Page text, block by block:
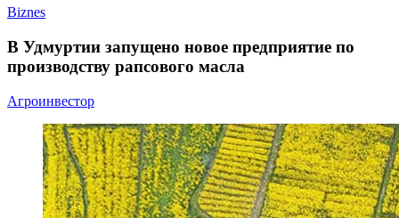
Biznes
В Удмуртии запущено новое предприятие по
производству рапсового масла
Агроинвестор